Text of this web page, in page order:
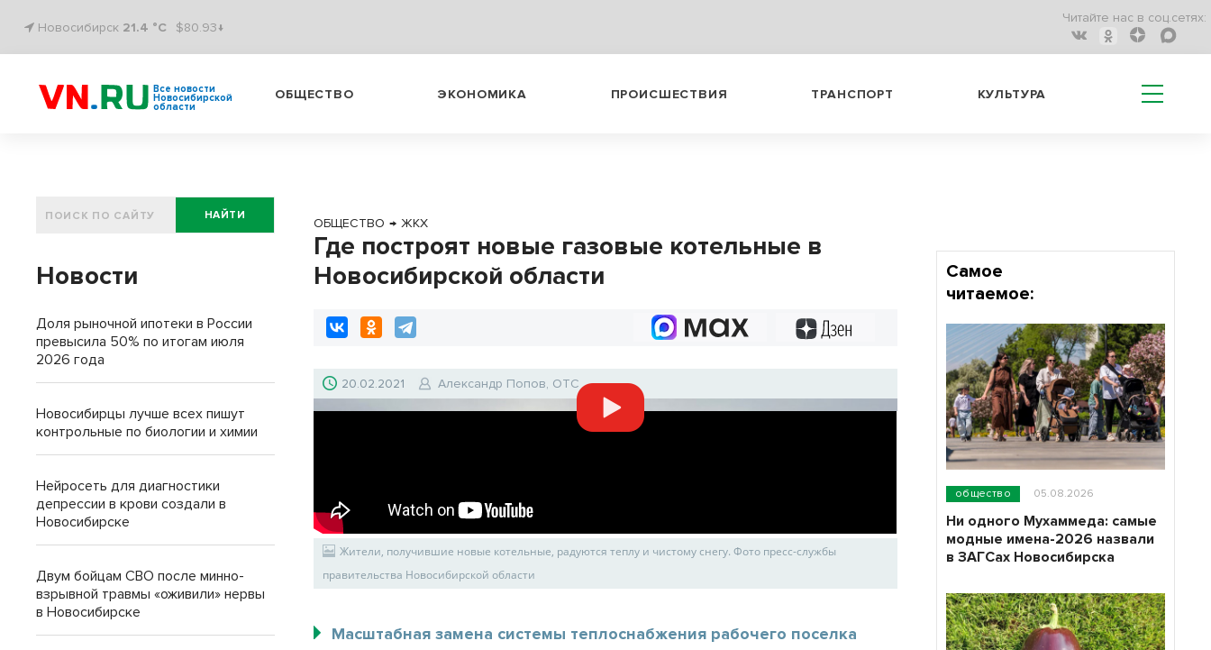
Новосибирск 21.4 °C $80.93↓
Читайте нас в соц.сетях:
Все новости
Новосибирской
области
ОБЩЕСТВО ЭКОНОМИКА ПРОИСШЕСТВИЯ ТРАНСПОРТ КУЛЬТУРА
ОБЩЕСТВО → ЖКХ
Где построят новые газовые котельные в
Новосибирской области
20.02.2021 Александр Попов, ОТС
Жители, получившие новые котельные, радуются теплу и чистому снегу. Фото пресс-службы
правительства Новосибирской области
Масштабная замена системы теплоснабжения рабочего поселка
НАЙТИ
Новости
Доля рыночной ипотеки в России
превысила 50% по итогам июля
2026 года
Новосибирцы лучше всех пишут
контрольные по биологии и химии
Нейросеть для диагностики
депрессии в крови создали в
Новосибирске
Двум бойцам СВО после минно-
взрывной травмы «оживили» нервы
в Новосибирске
Самое
читаемое:
общество 05.08.2026
Ни одного Мухаммеда: самые
модные имена-2026 назвали
в ЗАГСах Новосибирска